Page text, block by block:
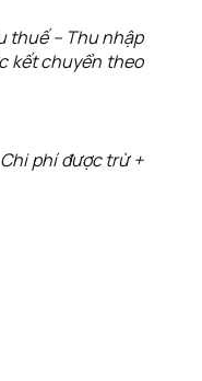
thuế – Thu nhập
kết chuyển theo
phí được trừ +